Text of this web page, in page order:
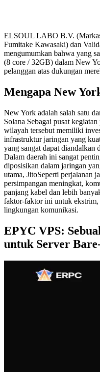
ELSOUL LABO B.V.
Fumitake Kawasaki) dan
mengumumkan bahwa yang
(8 core / 32GB) dalam New
pelanggan atas dukungan
Mengapa New
New York adalah salah satu
Solana Sebagai pusat
wilayah tersebut memiliki
infrastruktur jaringan yang
yang sangat dapat diandalkan
Dalam daerah ini sangat
diposisikan dalam jaringan
utama, JitoSeperti perjalanan
persimpangan meningkat,
panjang kabel dan lebih
faktor-faktor ini untuk
lingkungan komunikasi.
EPYC VPS:
untuk Server